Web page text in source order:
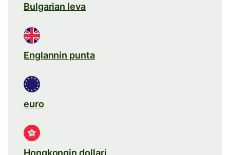
Bulgarian leva
Englannin punta
euro
Hongkongin dollari